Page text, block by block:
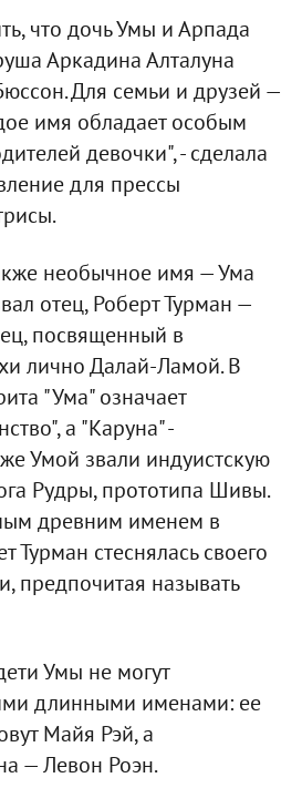
что дочь Умы и Арпада
Аркадина Алталуна
Для семьи и друзей —
имя обладает особым
девочки", - сделала
для прессы
необычное имя — Ума
отец, Роберт Турман —
посвященный в
лично Далай-Ламой. В
"Ума" означает
а "Каруна" -
Умой звали индуистскую
Рудры, прототипа Шивы.
древним именем в
Турман стеснялась своего
предпочитая называть
Умы не могут
длинными именами: ее
Майя Рэй, а
— Левон Роэн.